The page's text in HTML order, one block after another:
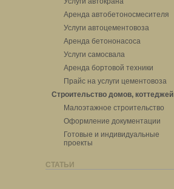
Аренда автобетоносмесителя
Услуги автоцементовоза
Аренда бетононасоса
Услуги самосвала
Аренда бортовой техники
Прайс на услуги цементовоза
Строительство домов, коттеджей
Малоэтажное строительство
Оформление документации
Готовые и индивидуальные
проекты
СТАТЬИ